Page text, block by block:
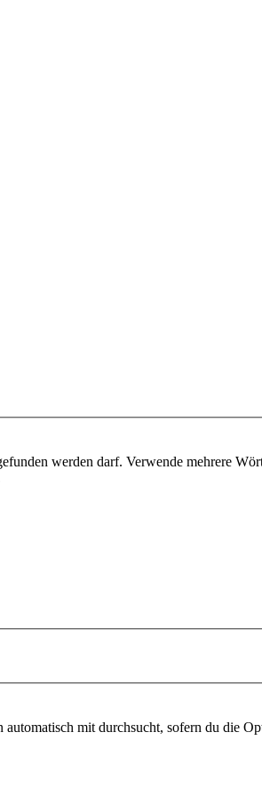
werden darf. Verwende mehrere
mit durchsucht, sofern du die